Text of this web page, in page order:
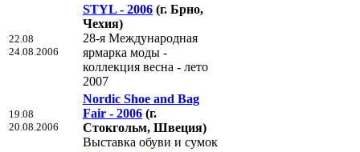
22.08
24.08.2006
STYL - 2006 (г. Брно,
Чехия)
28-я Международная
ярмарка моды -
коллекция весна - лето
2007
19.08
20.08.2006
Nordic Shoe and Bag
Fair - 2006 (г.
Стокгольм, Швеция)
Выставка обуви и сумок